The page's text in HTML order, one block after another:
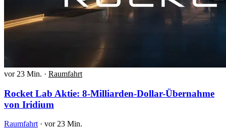
vor 23 Min. · Raumfahrt
Rocket Lab Aktie: 8-Milliarden-Dollar-Übernahme
von Iridium
Raumfahrt · vor 23 Min.